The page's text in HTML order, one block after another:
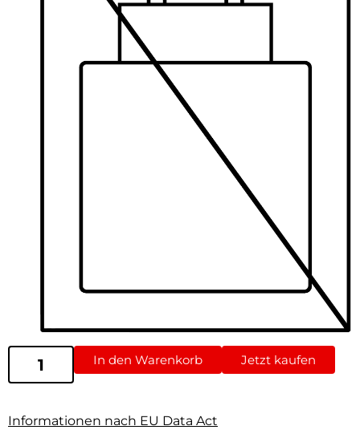
In den Warenkorb Jetzt kaufen
Informationen nach EU Data Act